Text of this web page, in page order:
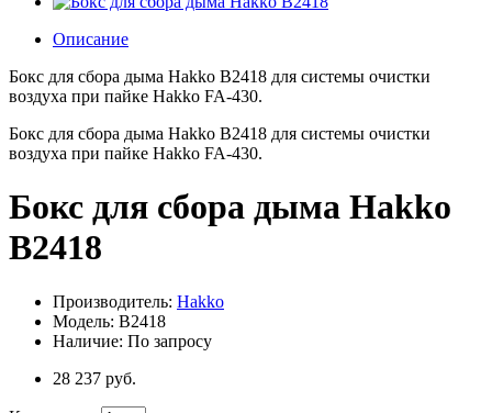
Описание
Бокс для сбора дыма Hakko B2418 для системы очистки
воздуха при пайке Hakko FA-430.
Бокс для сбора дыма Hakko B2418 для системы очистки
воздуха при пайке Hakko FA-430.
Бокс для сбора дыма Hakko
B2418
Производитель: Hakko
Модель: B2418
Наличие: По запросу
28 237 руб.